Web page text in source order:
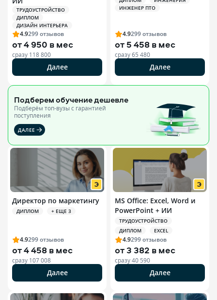
ТРУДОУСТРОЙСТВО
ДИПЛОМ
ДИЗАЙН ИНТЕРЬЕРА
4.9299отзывов
от4 950 в мес
сразу 118 800
Далее
ИНЖЕНЕР ПТО
4.9299отзывов
от 5 458 в мес
сразу65 480
Далее
Подберем обучениедешевле
Подберём топ-вузы c гарантией
поступления
ДАЛЕЕ
Директор по маркетингу
ДИПЛОМ + ЕЩЕ 3
4.9299отзывов
от4 458 в мес
сразу 107 008
Далее
MS Office: Excel, Word и
PowerPoint + ИИ
ТРУДОУСТРОЙСТВО
ДИПЛОМ
EXCEL
4.9299отзывов
от3 382 в мес
сразу40 590
Далее